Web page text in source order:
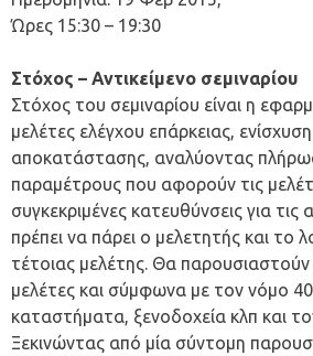
Ώρες 15:30 – 19:30
Στόχος – Αντικείμενο σεμιναρίου
Στόχος του σεμιναρίου είναι η
μελέτες ελέγχου επάρκειας,
αποκατάστασης, αναλύοντας
παραμέτρους που αφορούν τις
συγκεκριμένες κατευθύνσεις για
πρέπει να πάρει ο μελετητής και το
τέτοιας μελέτης. Θα παρουσιαστούν
μελέτες και σύμφωνα με τον νόμο
καταστήματα, ξενοδοχεία κλπ και
Ξεκινώντας από μία σύντομη